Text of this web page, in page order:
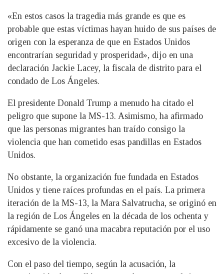
«En estos casos la tragedia más grande es que es
probable que estas víctimas hayan huido de sus países de
origen con la esperanza de que en Estados Unidos
encontrarían seguridad y prosperidad», dijo en una
declaración Jackie Lacey, la fiscala de distrito para el
condado de Los Ángeles.
El presidente Donald Trump a menudo ha citado el
peligro que supone la MS-13. Asimismo, ha afirmado
que las personas migrantes han traído consigo la
violencia que han cometido esas pandillas en Estados
Unidos.
No obstante, la organización fue fundada en Estados
Unidos y tiene raíces profundas en el país. La primera
iteración de la MS-13, la Mara Salvatrucha, se originó en
la región de Los Ángeles en la década de los ochenta y
rápidamente se ganó una macabra reputación por el uso
excesivo de la violencia.
Con el paso del tiempo, según la acusación, la